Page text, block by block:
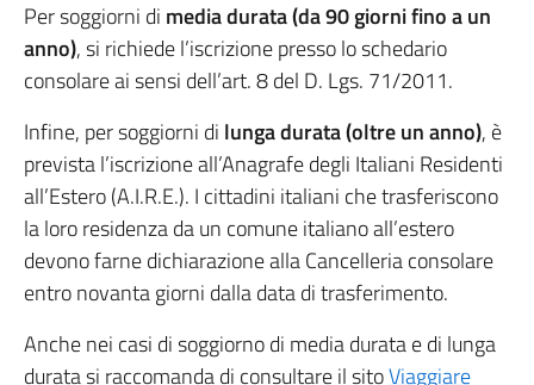
Per soggiorni di media durata (da 90 giorni fino a un
anno), si richiede l’iscrizione presso lo schedario
consolare ai sensi dell’art. 8 del D. Lgs. 71/2011.
Infine, per soggiorni di lunga durata (oltre un anno), è
prevista l’iscrizione all’Anagrafe degli Italiani Residenti
all’Estero (A.I.R.E.). I cittadini italiani che trasferiscono
la loro residenza da un comune italiano all’estero
devono farne dichiarazione alla Cancelleria consolare
entro novanta giorni dalla data di trasferimento.
Anche nei casi di soggiorno di media durata e di lunga
durata si raccomanda di consultare il sitoViaggiare